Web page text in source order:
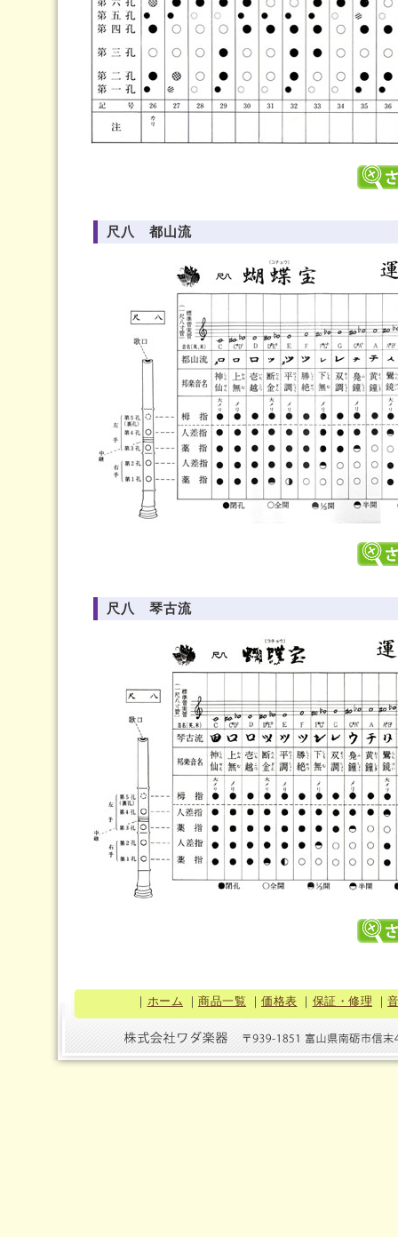
尺八 都山流
尺八 琴古流
｜ ホーム ｜ 商品一覧 ｜ 価格表 ｜ 保証・修理 ｜